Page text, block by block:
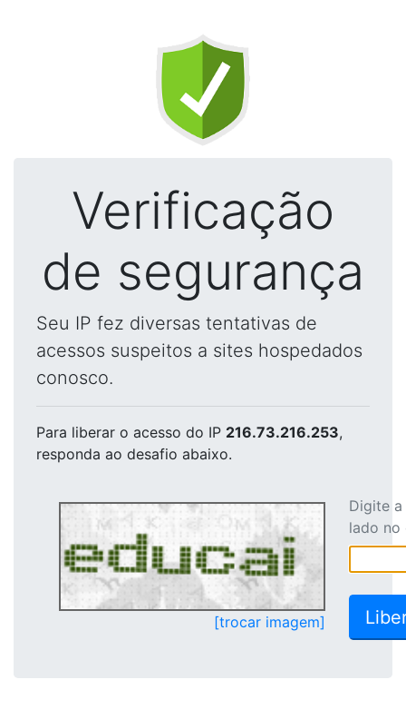
Verificação
de segurança
Seu IP fez diversas tentativas de
acessos suspeitos a sites hospedados
conosco.
Para liberar o acesso do IP 216.73.216.253,
responda ao desafio abaixo.
[trocar imagem]
Digite
lado no